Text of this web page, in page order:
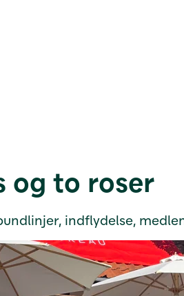
og to roser
indflydelse,